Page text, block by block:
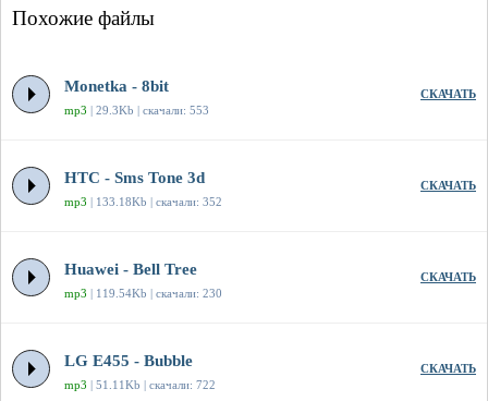
Похожие файлы
Monetka - 8bit
mp3 | 29.3Kb | скачали: 553
СКАЧАТЬ
HTC - Sms Tone 3d
mp3 | 133.18Kb | скачали: 352
СКАЧАТЬ
Huawei - Bell Tree
mp3 | 119.54Kb | скачали: 230
СКАЧАТЬ
LG E455 - Bubble
mp3 | 51.11Kb | скачали: 722
СКАЧАТЬ